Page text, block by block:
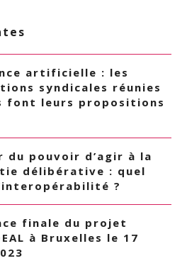
artificielle : les
syndicales réunies
font leurs propositions
du pouvoir d’agir à la
délibérative : quel
?
finale du projet
à Bruxelles le 17